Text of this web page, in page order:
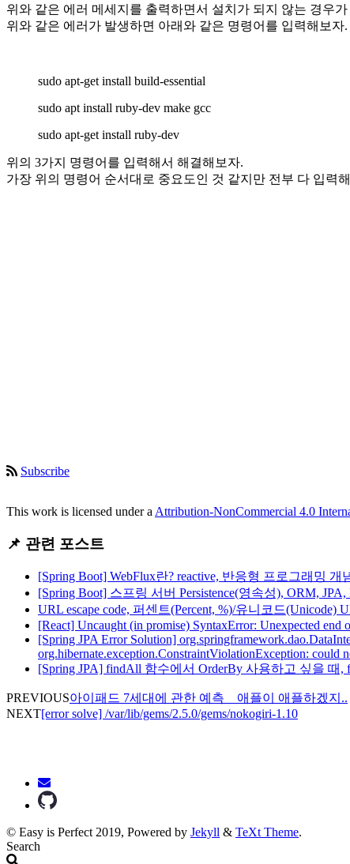
위와 같은 에러 메세지를 출력하면서 설치가 되지 않는 경우가
위와 같은 에러가 발생하면 아래와 같은 명령어를 입력해보자.
sudo apt-get install build-essential
sudo apt install ruby-dev make gcc
sudo apt-get install ruby-dev
위의 3가지 명령어를 입력해서 해결해보자.
가장 위의 명령어 순서대로 중요도인 것 같지만 전부 다 입력
Subscribe
This work is licensed under a Attribution-NonCommercial 4.0
📌 관련 포스트
[Spring Boot] WebFlux란? reactive, 반응형 프로그래밍 개
[Spring Boot] 스프링 서버 Persistence(영속성), ORM,
URL escape code, 퍼센트(Percent, %)/유니코드(Unicode)
[React] Uncaught (in promise) SyntaxError: Unexpected end
[Spring JPA Error Solution]
org.hibernate.exception.ConstraintViolationException: could
[Spring JPA] findAll 함수에서 OrderBy 사용하고 싶을 때,
PREVIOUS아이패드 7세대에 관한 예측 _ 애플이 애플하겠지..
NEXT[error solve] /var/lib/gems/2.5.0/gems/nokogiri-1.10
© Easy is Perfect 2019, Powered by Jekyll & TeXt Theme.
Search